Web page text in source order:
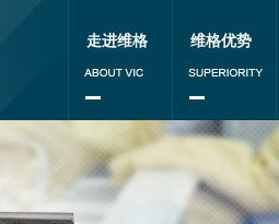
走进维格 维格优势